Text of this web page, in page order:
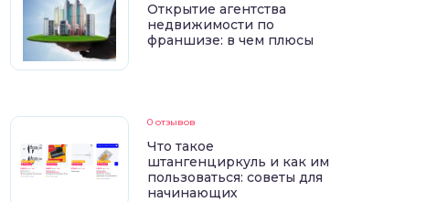
Открытие агентства
недвижимости по
франшизе: в чем плюсы
0 отзывов
Что такое
штангенциркуль и как им
пользоваться: советы для
начинающих